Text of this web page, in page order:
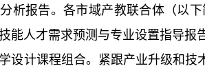
析报告。各市域产教联合体（以
能人才需求预测与专业设置指导报
计课程组合。紧跟产业升级和技